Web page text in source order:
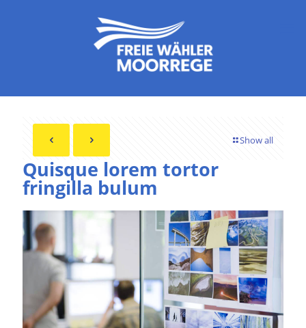
Show all
Quisque lorem tortor
fringilla bulum